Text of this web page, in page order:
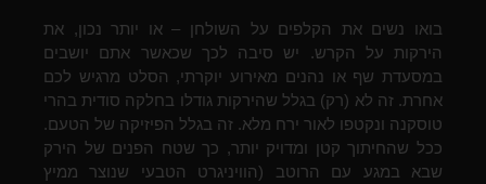
בואו נשים את הקלפים על השולחן – או יותר נכון, את
הירקות על הקרש. יש סיבה לכך שכאשר אתם יושבים
במסעדת שף או נהנים מאירוע יוקרתי, הסלט מרגיש לכם
אחרת. זה לא (רק) בגלל שהירקות גודלו בחלקה סודית בהרי
טוסקנה ונקטפו לאור ירח מלא. זה בגלל הפיזיקה של הטעם.
ככל שהחיתוך קטן ומדויק יותר, כך שטח הפנים של הירק
שבא במגע עם הרוטב (הוויניגרט הטבעי שנוצר ממיץ